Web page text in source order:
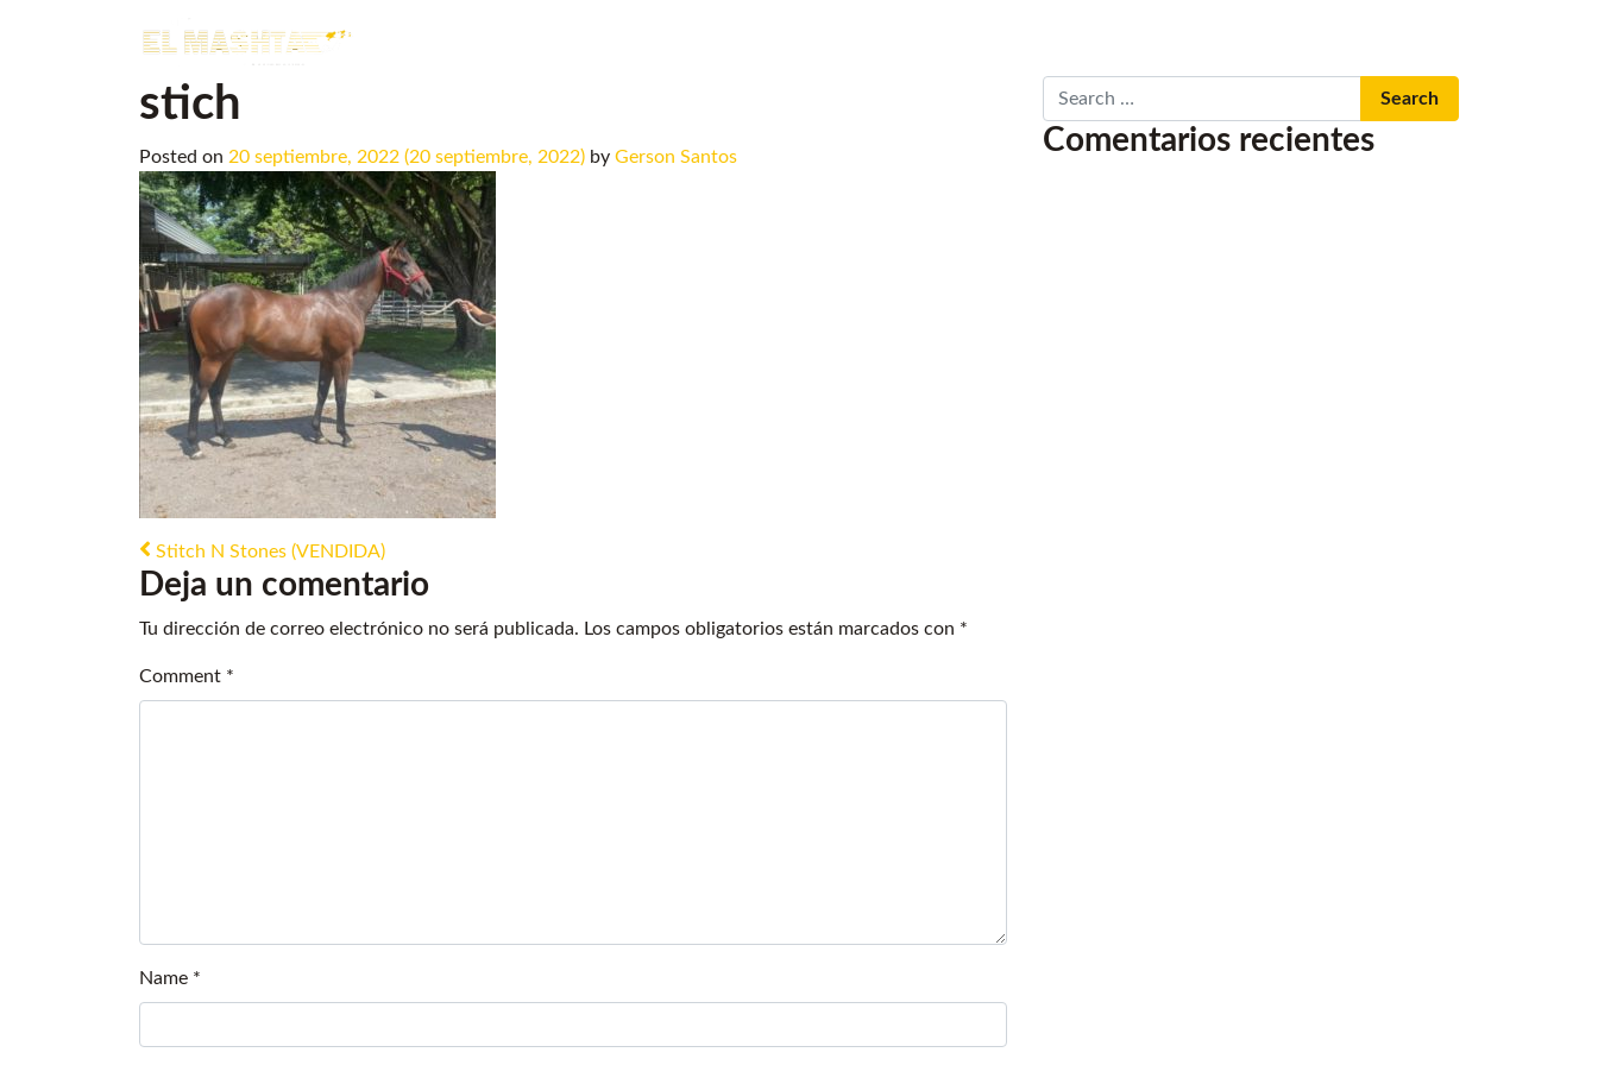
Main Navigation
stich
Posted on 20 septiembre, 2022 (20 septiembre, 2022) by Gerson Santos
Post navigation
Stitch N Stones (VENDIDA)
Deja un comentario
Tu dirección de correo electrónico no será publicada. Los campos obligatorios están marcados con *
Comment *
Name *
Search
Comentarios recientes